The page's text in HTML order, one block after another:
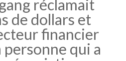
réclamait
de dollars et
financier
qui a